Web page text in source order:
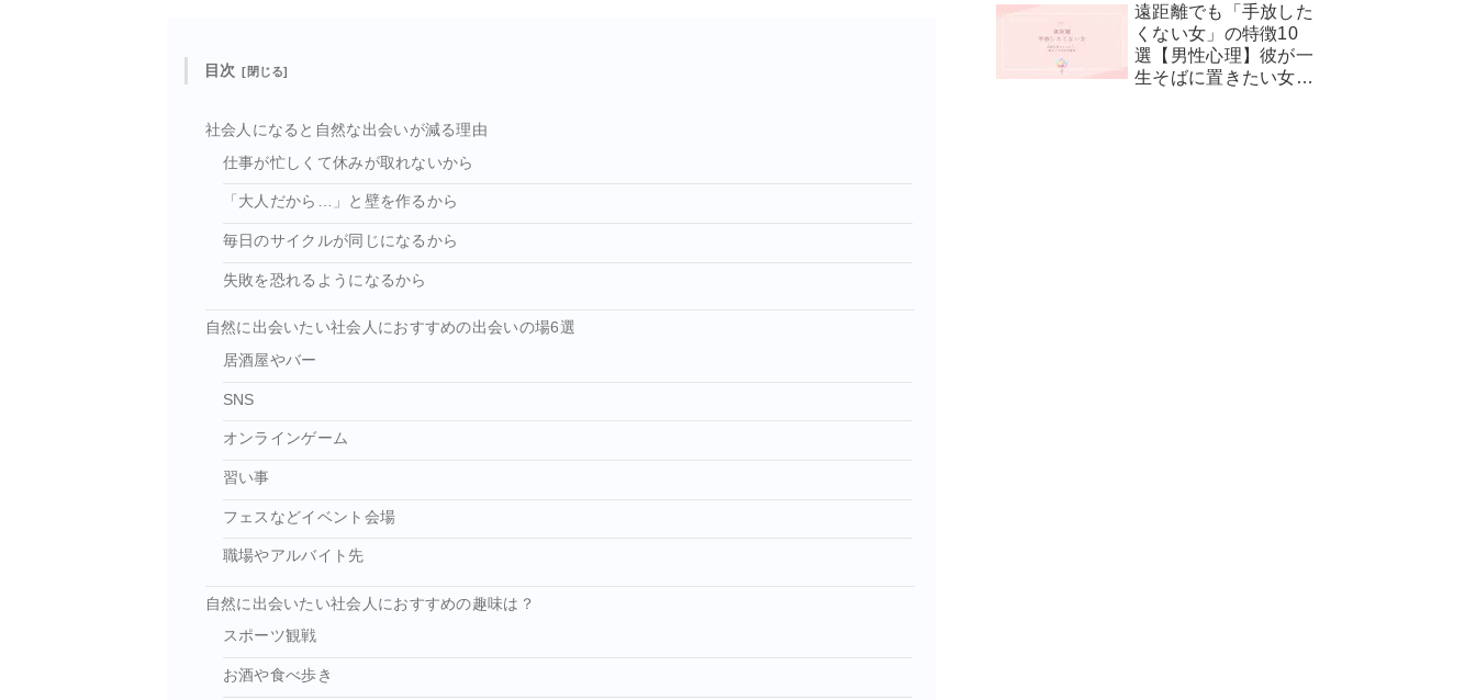
目次
社会人になると自然な出会いが減る理由
仕事が忙しくて休みが取れないから
「大人だから…」と壁を作るから
毎日のサイクルが同じになるから
失敗を恐れるようになるから
自然に出会いたい社会人におすすめの出会いの場6選
居酒屋やバー
SNS
オンラインゲーム
習い事
フェスなどイベント会場
職場やアルバイト先
自然に出会いたい社会人におすすめの趣味は？
スポーツ観戦
お酒や食べ歩き
遠距離でも「手放した
くない女」の特徴10
選【男性心理】彼が一
生そばに置きたい女性